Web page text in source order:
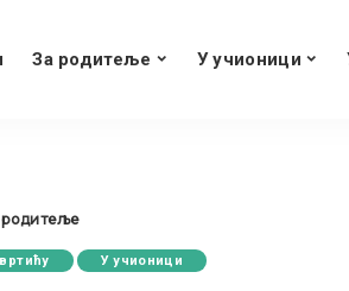
За родитеље У учионици
родитеље
У учионици